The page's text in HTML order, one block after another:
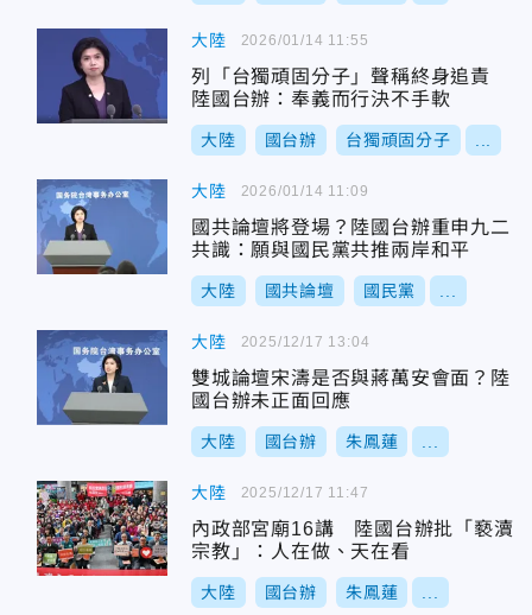
大陸
列「台獨頑固分子」聲稱終身追責
陸國台辦：奉義而行決不手軟
大陸 國台辦 台獨頑固分子
2026/01/14 11:55
大陸
國共論壇將登場？陸國台辦重申九二
共識：願與國民黨共推兩岸和平
大陸 國共論壇 國民黨
2026/01/14 11:09
大陸
雙城論壇宋濤是否與蔣萬安會面？陸
國台辦未正面回應
大陸 國台辦 朱鳳蓮
2025/12/17 13:04
大陸
內政部宮廟16講 陸國台辦批「褻瀆
宗教」：人在做、天在看
大陸 國台辦 朱鳳蓮
2025/12/17 11:47